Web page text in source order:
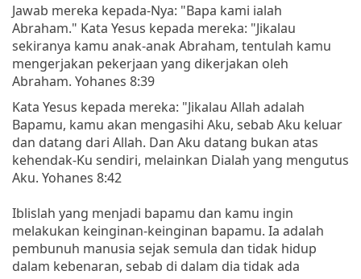
Jawab mereka kepada-Nya: "Bapa kami ialah
Abraham." Kata Yesus kepada mereka: "Jikalau
sekiranya kamu anak-anak Abraham, tentulah kamu
mengerjakan pekerjaan yang dikerjakan oleh
Abraham. Yohanes 8:39
Kata Yesus kepada mereka: "Jikalau Allah adalah
Bapamu, kamu akan mengasihi Aku, sebab Aku keluar
dan datang dari Allah. Dan Aku datang bukan atas
kehendak-Ku sendiri, melainkan Dialah yang mengutus
Aku. Yohanes 8:42
Iblislah yang menjadi bapamu dan kamu ingin
melakukan keinginan-keinginan bapamu. Ia adalah
pembunuh manusia sejak semula dan tidak hidup
dalam kebenaran, sebab di dalam dia tidak ada